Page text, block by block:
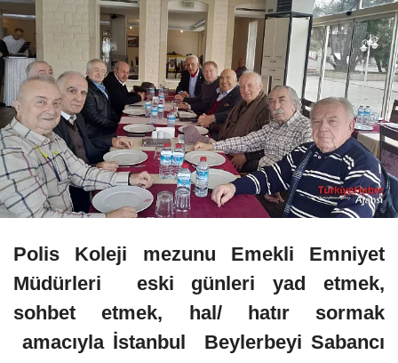
Polis Koleji mezunu Emekli Emniyet
Müdürleri eski günleri yad etmek,
sohbet etmek, hal/ hatır sormak
amacıyla İstanbul Beylerbeyi Sabancı